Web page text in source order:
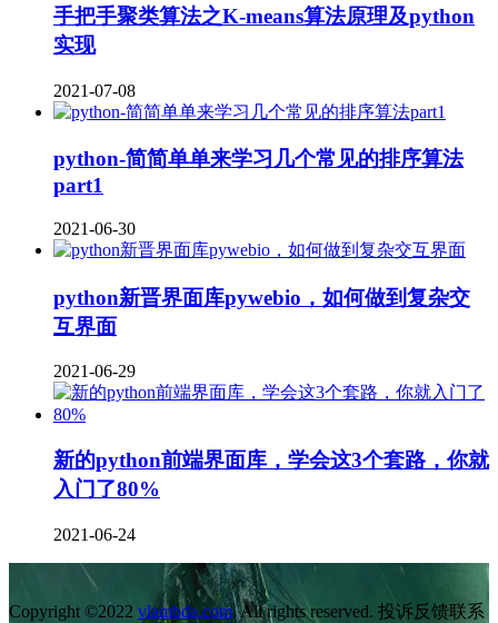
手把手聚类算法之K-means算法原理及python
实现
2021-07-08
python-简简单单来学习几个常见的排序算法
part1
2021-06-30
python新晋界面库pywebio，如何做到复杂交
互界面
2021-06-29
新的python前端界面库，学会这3个套路，你就
入门了80%
2021-06-24
Copyright ©2022 vlambda.com. All rights reserved. 投诉反馈联系